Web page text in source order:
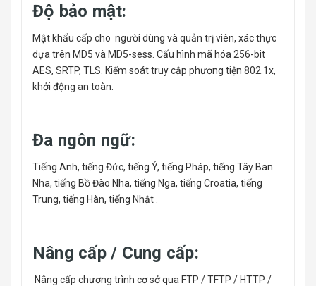
Độ bảo mật:
Mật khẩu cấp cho người dùng và quản trị viên, xác thực
dựa trên MD5 và MD5-sess. Cấu hình mã hóa 256-bit
AES, SRTP, TLS. Kiểm soát truy cập phương tiện 802.1x,
khởi động an toàn.
Đa ngôn ngữ:
Tiếng Anh, tiếng Đức, tiếng Ý, tiếng Pháp, tiếng Tây Ban
Nha, tiếng Bồ Đào Nha, tiếng Nga, tiếng Croatia, tiếng
Trung, tiếng Hàn, tiếng Nhật .
Nâng cấp / Cung cấp:
Nâng cấp chương trình cơ sở qua FTP / TFTP / HTTP /